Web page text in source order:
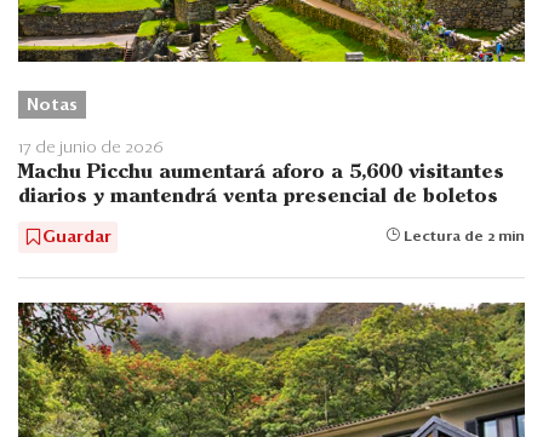
Notas
17 de junio de 2026
Machu Picchu aumentará aforo a 5,600 visitantes
diarios y mantendrá venta presencial de boletos
Guardar Lectura de 2 min